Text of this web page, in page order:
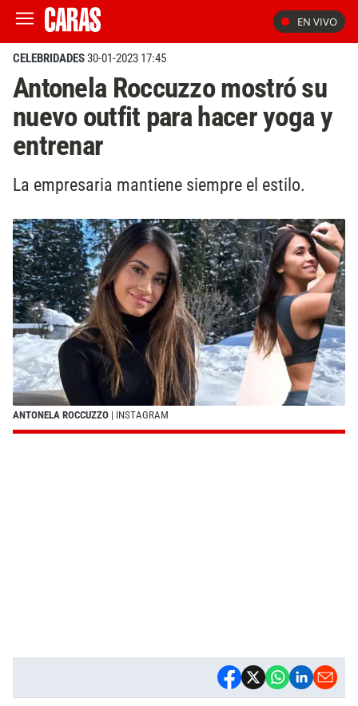
EN VIVO
CELEBRIDADES30-01-2023 17:45
Antonela Roccuzzo mostró su
nuevo outfit para hacer yoga y
entrenar
La empresaria mantiene siempre el estilo.
ANTONELA ROCCUZZO | INSTAGRAM